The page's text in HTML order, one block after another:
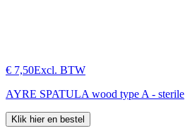
€ 7,50Excl. BTW
AYRE SPATULA wood type A - sterile
Klik hier en bestel